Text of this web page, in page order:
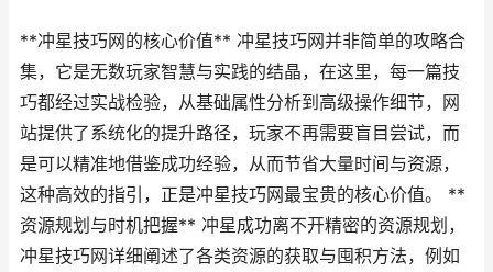
**冲星技巧网的核心价值** 冲星技巧网并非简单的攻略合
集，它是无数玩家智慧与实践的结晶，在这里，每一篇技
巧都经过实战检验，从基础属性分析到高级操作细节，网
站提供了系统化的提升路径，玩家不再需要盲目尝试，而
是可以精准地借鉴成功经验，从而节省大量时间与资源，
这种高效的指引，正是冲星技巧网最宝贵的核心价值。 **
资源规划与时机把握** 冲星成功离不开精密的资源规划，
冲星技巧网详细阐述了各类资源的获取与囤积方法，例如